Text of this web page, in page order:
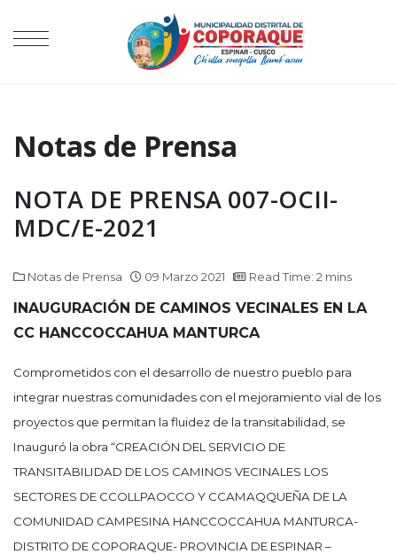
Notas de Prensa
NOTA DE PRENSA 007-OCII-
MDC/E-2021
Notas de Prensa 09 Marzo 2021 Read Time: 2 mins
INAUGURACIÓN DE CAMINOS VECINALES EN LA
CC HANCCOCCAHUA MANTURCA
Comprometidos con el desarrollo de nuestro pueblo para
integrar nuestras comunidades con el mejoramiento vial de los
proyectos que permitan la fluidez de la transitabilidad, se
Inauguró la obra “CREACIÓN DEL SERVICIO DE
TRANSITABILIDAD DE LOS CAMINOS VECINALES LOS
SECTORES DE CCOLLPAOCCO Y CCAMAQQUEÑA DE LA
COMUNIDAD CAMPESINA HANCCOCCAHUA MANTURCA-
DISTRITO DE COPORAQUE- PROVINCIA DE ESPINAR –